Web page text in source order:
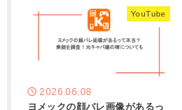
YouTube
2026.06.08
ヨメックの顔バレ画像があるっ